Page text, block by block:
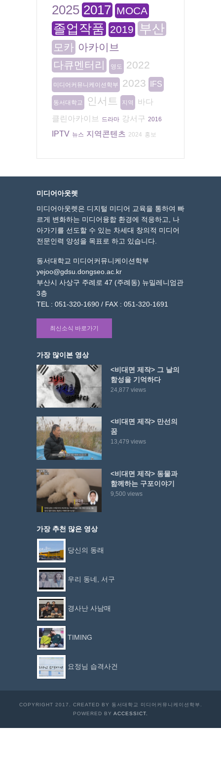
2025 2017 MOCA
졸업작품 2019 부산
모카 아카이브
다큐멘터리
영도 2022
미디어커뮤니케이션학부 2023 IFS
동서대학교 인서트 지역
바다
클린아카이브
드라마 강서구 2016
IPTV 뉴스 지역콘텐츠 2024 홍보
미디어아웃렛
미디어아웃렛은 디지털 미디어 교육을 통하여 빠
르게 변화하는 미디어융합 환경에 적응하고, 나
아가기를 선도할 수 있는 차세대 창의적 미디어
전문인력 양성을 목표로 하고 있습니다.
동서대학교 미디어커뮤니케이션학부
yejoo@gdsu.dongseo.ac.kr
부산시 사상구 주례로 47 (주례동) 뉴밀레니엄관
3층
TEL : 051-320-1690 / FAX : 051-320-1691
최신소식 바로가기
가장 많이본 영상
<비대면 제작> 그 날의
함성을 기억하다
24,877 views
<비대면 제작> 만선의
꿈
13,479 views
<비대면 제작> 동물과
함께하는 구포이야기
9,500 views
가장 추천 많은 영상
당신의 동래
우리 동네, 서구
경사난 사남매
TIMING
요정님 습격사건
COPYRIGHT 2017. CREATED BY 동서대학교 미디어커뮤니케이션학부.
POWERED BY ACCESSICT.